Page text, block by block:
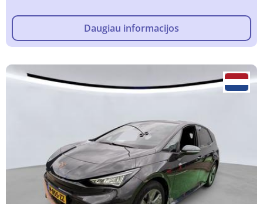
Daugiau informacijos